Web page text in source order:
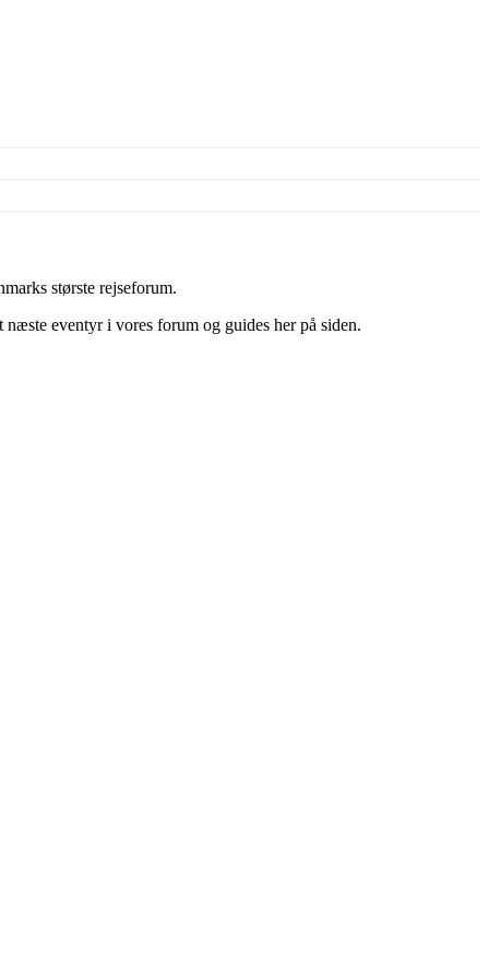
største rejseforum.
eventyr i vores forum og guides her på siden.